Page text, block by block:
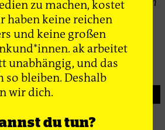
sowie Ko-Moderatorin bei
zu machen, kostet
haben keine reichen
und keine großen
ak arbeitet
unabhängig, und das
so bleiben. Deshalb
wir dich.
du tun?